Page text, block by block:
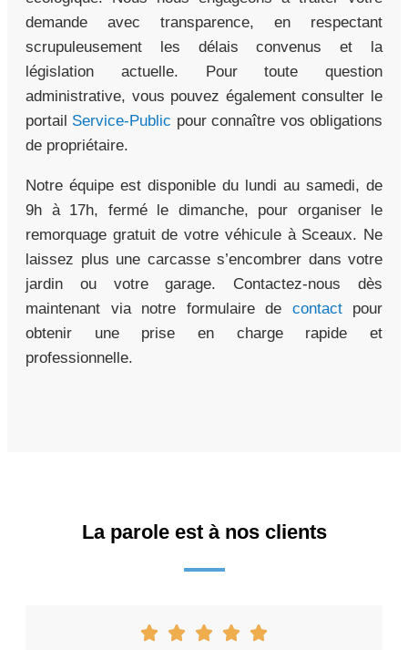
demande avec transparence, en respectant
scrupuleusement les délais convenus et la
législation actuelle. Pour toute question
administrative, vous pouvez également consulter le
portail Service-Public pour connaître vos obligations
de propriétaire.
Notre équipe est disponible du lundi au samedi, de
9h à 17h, fermé le dimanche, pour organiser le
remorquage gratuit de votre véhicule à Sceaux. Ne
laissez plus une carcasse s’encombrer dans votre
jardin ou votre garage. Contactez-nous dès
maintenant via notre formulaire de contactpour
obtenir une prise en charge rapide et
professionnelle.
La parole est à nos clients